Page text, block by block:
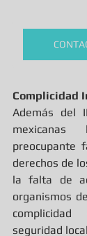
Complicidad
Además del
preocupante
derechos de
la falta de
organismos
seguridad